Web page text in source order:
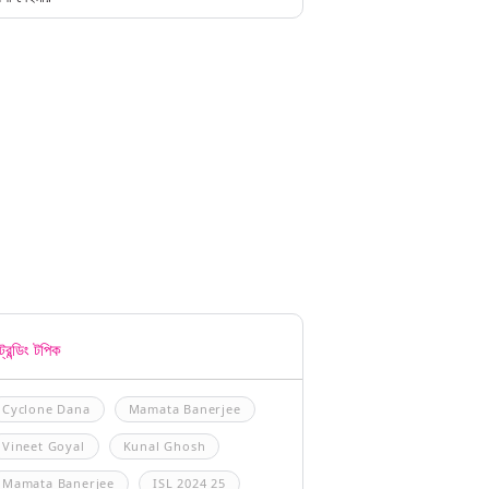
টপিক
Cyclone Dana Mamata Banerjee
Vineet Goyal Kunal Ghosh
Mamata Banerjee ISL 2024 25